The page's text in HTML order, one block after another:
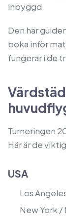
inbyggd.
Den här
boka inför
fungerar i de
Turneringen
Här är de
USA
Los
New York /